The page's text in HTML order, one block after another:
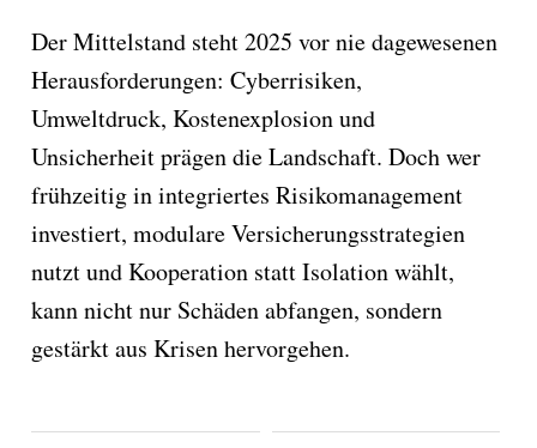
Der Mittelstand steht 2025 vor nie dagewesenen
Herausforderungen: Cyberrisiken,
Umweltdruck, Kostenexplosion und
Unsicherheit prägen die Landschaft. Doch wer
frühzeitig in integriertes Risikomanagement
investiert, modulare Versicherungsstrategien
nutzt und Kooperation statt Isolation wählt,
kann nicht nur Schäden abfangen, sondern
gestärkt aus Krisen hervorgehen.